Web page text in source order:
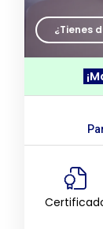
¿Tienes